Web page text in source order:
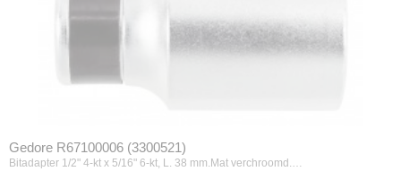
Gedore R67100006 (3300521)
Bitadapter 1/2" 4-kt x 5/16" 6-kt, L. 38 mm.Mat verchroomd.…